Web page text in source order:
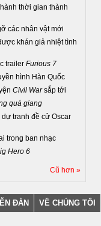
thời gian thành
các nhân vật mới
khán giả nhiệt tình
trailer Furious 7
hình Hàn Quốc
Civil Warsắp tới
quá giang
tranh đề cử Oscar
trong ban nhạc
Hero 6
Cũ hơn »
ĐÀN VỀ CHÚNG TÔI